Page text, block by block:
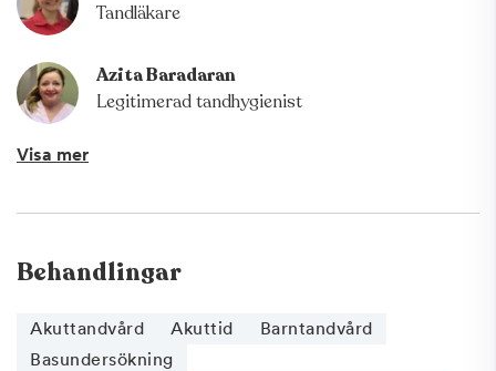
Tandläkare
Azita Baradaran
Legitimerad tandhygienist
Visa mer
Behandlingar
Akuttandvård Akuttid
Barntandvård
Basundersökning